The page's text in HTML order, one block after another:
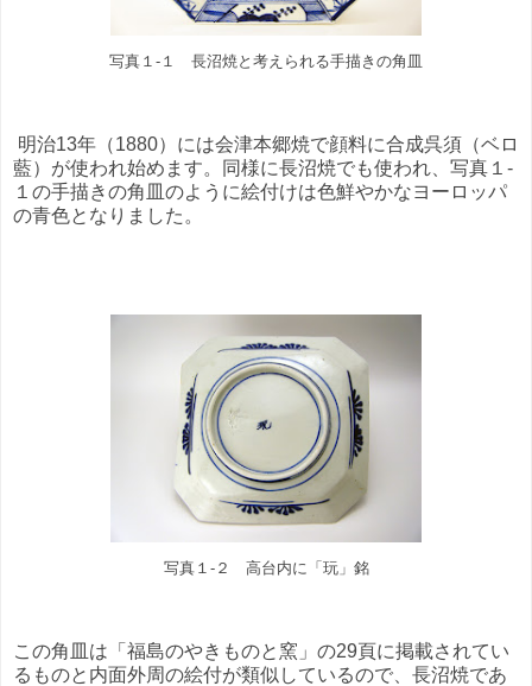
写真１-１ 長沼焼と考えられる手描きの角皿
明治13年（1880）には会津本郷焼で顔料に合成呉須（ベロ
藍）が使われ始めます。同様に長沼焼でも使われ、写真１-
１の手描きの角皿のように絵付けは色鮮やかなヨーロッパ
の青色となりました。
写真１-２ 高台内に「玩」銘
この角皿は「福島のやきものと窯」の29頁に掲載されてい
るものと内面外周の絵付が類似しているので、長沼焼であ